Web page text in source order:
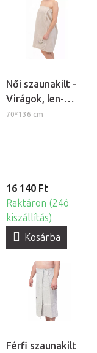
Női szaunakilt -
Virágok, len-
pamut,
70*136 cm
16 140 Ft
Raktáron (24ó
kiszállítás)
Kosárba
Férfi szaunakilt